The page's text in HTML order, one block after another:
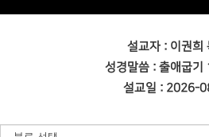
설교자 : 이권희
성경말씀 : 출애굽
설교일 : 2026-